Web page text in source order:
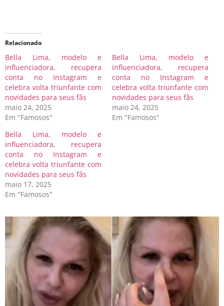
Relacionado
Bella Lima, modelo e
influenciadora, recupera
conta no Instagram e
celebra volta triunfante com
novidades para seus fãs
maio 24, 2025
Em "Famosos"
Bella Lima, modelo e
influenciadora, recupera
conta no Instagram e
celebra volta triunfante com
novidades para seus fãs
maio 24, 2025
Em "Famosos"
Bella Lima, modelo e
influenciadora, recupera
conta no Instagram e
celebra volta triunfante com
novidades para seus fãs
maio 17, 2025
Em "Famosos"